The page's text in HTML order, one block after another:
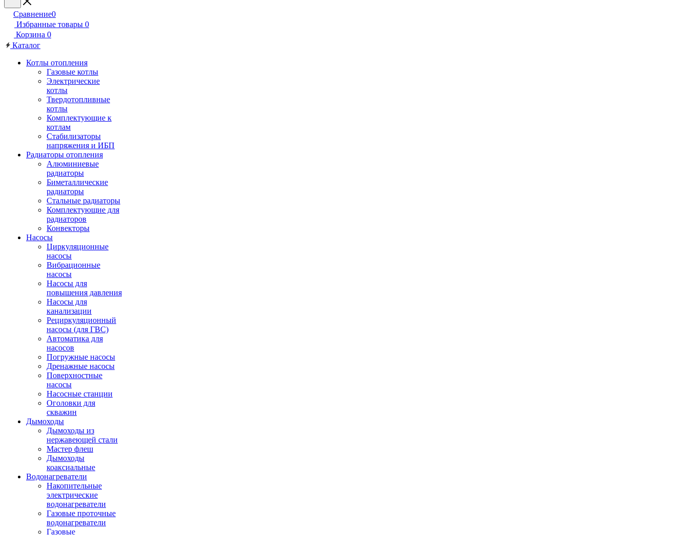
Сравнение0
Избранные товары 0
Корзина 0
Каталог
Котлы отопления
Газовые котлы
Электрические
котлы
Твердотопливные
котлы
Комплектующие к
котлам
Стабилизаторы
напряжения и ИБП
Радиаторы отопления
Алюминиевые
радиаторы
Биметаллические
радиаторы
Стальные радиаторы
Комплектующие для
радиаторов
Конвекторы
Насосы
Циркуляционные
насосы
Вибрационные
насосы
Насосы для
повышения давления
Насосы для
канализации
Рециркуляционный
насосы (для ГВС)
Автоматика для
насосов
Погружные насосы
Дренажные насосы
Поверхностные
насосы
Насосные станции
Оголовки для
скважин
Дымоходы
Дымоходы из
нержавеющей стали
Мастер флеш
Дымоходы
коаксиальные
Водонагреватели
Накопительные
электрические
водонагреватели
Газовые проточные
водонагреватели
Газовые